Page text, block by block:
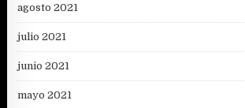
agosto 2021
julio 2021
junio 2021
mayo 2021